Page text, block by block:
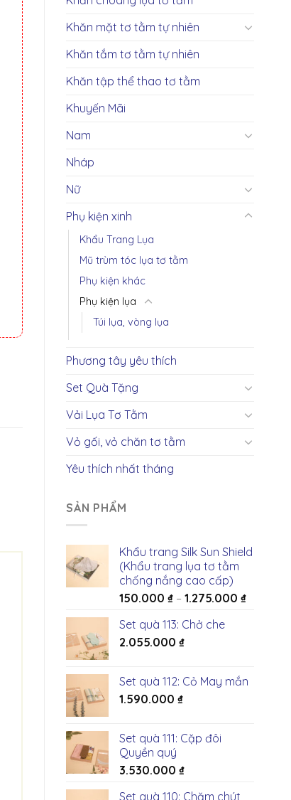
Khăn mặt tơ tằm tự nhiên
Khăn tắm tơ tằm tự nhiên
Khăn tập thể thao tơ tằm
Khuyến Mãi
Nam
Nháp
Nữ
Phụ kiện xinh
Khẩu Trang Lụa
Mũ trùm tóc lụa tơ tằm
Phụ kiện khác
Phụ kiện lụa
Túi lụa, vòng lụa
Phương tây yêu thích
Set Quà Tặng
Vải Lụa Tơ Tằm
Vỏ gối, vỏ chăn tơ tằm
Yêu thích nhất tháng
SẢN PHẨM
Khẩu trang Silk Sun Shield
(Khẩu trang lụa tơ tằm
chống nắng cao cấp)
150.000 ₫ – 1.275.000 ₫
Set quà 113: Chở che
2.055.000 ₫
Set quà 112: Cỏ May mắn
1.590.000 ₫
Set quà 111: Cặp đôi
Quyền quý
3.530.000 ₫
Set quà 110: Chăm chút